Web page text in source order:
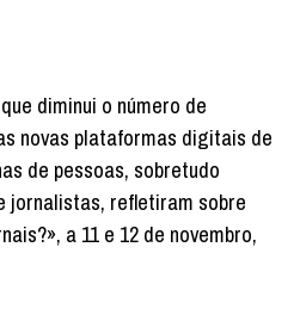
diminui o número de
novas plataformas digitais de
de pessoas, sobretudo
jornalistas, refletiram sobre
a 11 e 12 de novembro,